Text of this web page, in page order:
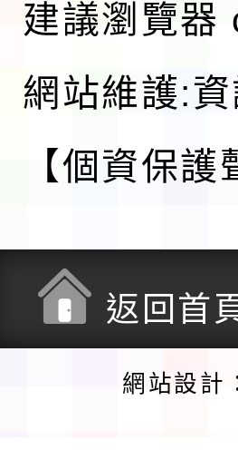
建議瀏覽器
網站維護:資
【個資保護
返回首
網站設計